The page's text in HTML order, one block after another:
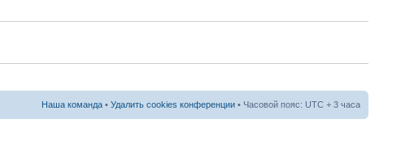
SmerchНаша команда • Удалить cookies конференции • Часовой пояс: UTC + 3 часа